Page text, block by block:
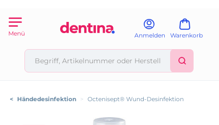
Menü Anmelden Warenkorb
< Händedesinfektion > Octenisept® Wund-Desinfektion